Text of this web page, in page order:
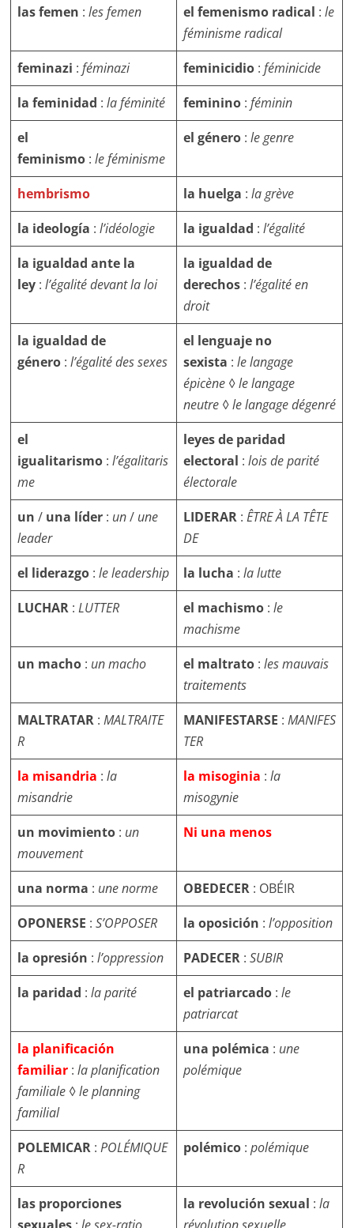
las femen :les femen el femenismo radical :le
féminisme radical
feminazi :féminazi feminicidio :féminicide
la feminidad :la féminité feminino :féminin
el
feminismo :le féminisme
el género :le genre
hembrismo la huelga :la grève
la ideología :l’idéologie la igualdad :l’égalité
la igualdad ante la
ley :l’égalité devant la loi
la igualdad de
derechos :l’égalité en
droit
la igualdad de
género :l’égalité des sexes
el lenguaje no
sexista :le langage
épicène ◊le langage
neutre ◊le langage dégenré
el
igualitarismo :l’égalitaris
me
leyes de paridad
electoral :lois de parité
électorale
un / una líder : un/ une
leader
LIDERAR :ÊTRE À LA TÊTE
DE
el liderazgo :le leadership la lucha :la lutte
LUCHAR :LUTTER el machismo :le
machisme
un macho : un macho el maltrato :les mauvais
traitements
MALTRATAR :MALTRAITE
R
MANIFESTARSE :MANIFES
TER
la misandria :la
misandrie
la misoginia :la
misogynie
un movimiento : un
mouvement
Ni una menos
una norma : une norme OBEDECER : OBÉIR
OPONERSE :S’OPPOSER la oposición :l’opposition
la opresión :l’oppression PADECER :SUBIR
la paridad :la parité el patriarcado :le
patriarcat
la planificación
familiar :la planification
familiale ◊le planning
familial
una polémica : une
polémique
POLEMICAR :POLÉMIQUE
R
polémico :polémique
las proporciones
la revolución sexual :la